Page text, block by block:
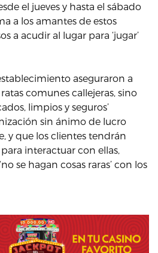
el jueves y hasta el sábado
a los amantes de estos
a acudir al lugar para ‘jugar’
aseguraron a
comunes callejeras, sino
limpios y seguros’
sin ánimo de lucro
y que los clientes tendrán
interactuar con ellas,
se hagan cosas raras’ con los